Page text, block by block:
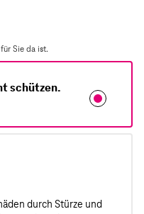
Sie da ist.
schützen.